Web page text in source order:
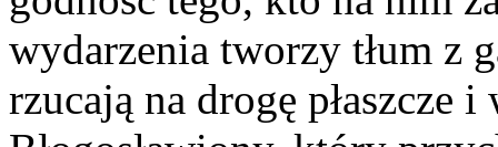
wydarzenia tworzy tłum z
rzucają na drogę płaszcze